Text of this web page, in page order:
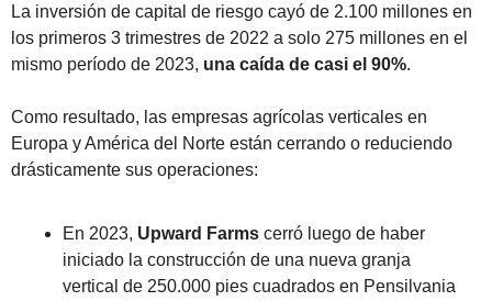
La inversión de capital de riesgo cayó de 2.100 millones en
los primeros 3 trimestres de 2022 a solo 275 millones en el
mismo período de 2023, una caída de casi el 90%.
Como resultado, las empresas agrícolas verticales en
Europa y América del Norte están cerrando o reduciendo
drásticamente sus operaciones:
En 2023, Upward Farms cerró luego de haber
iniciado la construcción de una nueva granja
vertical de 250.000 pies cuadrados en Pensilvania